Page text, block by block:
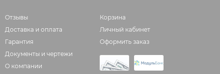
Отзывы
Доставка и оплата
Гарантия
Документы и чертежи
О компании
Корзина
Личный кабинет
Оформить заказ